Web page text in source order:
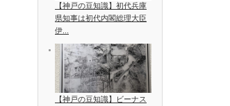
【神戸の豆知識】初代兵庫
県知事は初代内閣総理大臣
伊...
【神戸の豆知識】ビーナス